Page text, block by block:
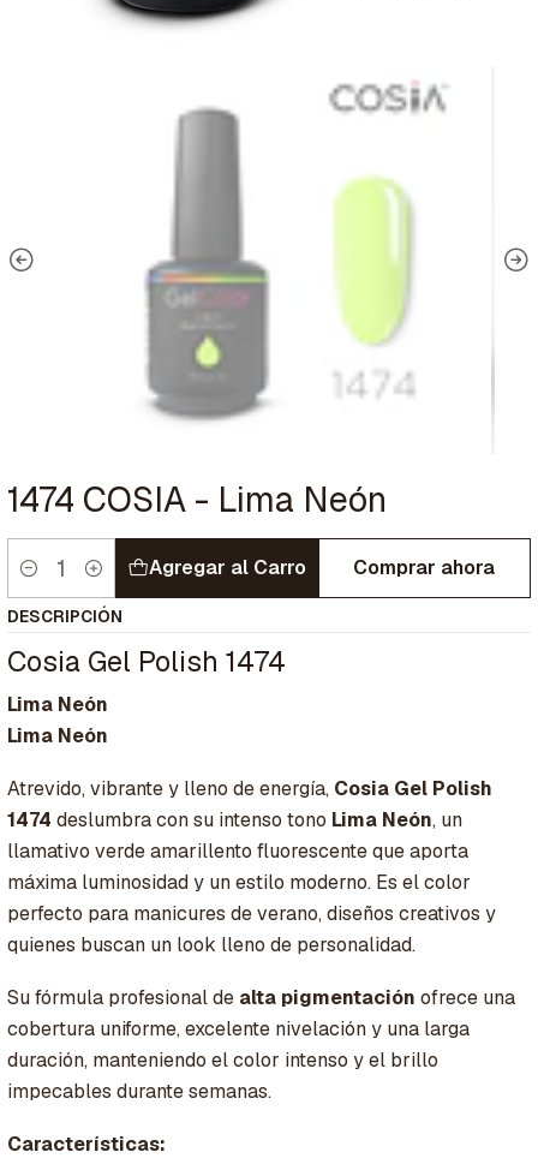
1474 COSIA - Lima Neón
Cantidad
Agregar al Carro Comprar ahora
DESCRIPCIÓN
Cosia Gel Polish 1474
Lima Neón
Lima Neón
Atrevido, vibrante y lleno de energía, Cosia Gel Polish
1474 deslumbra con su intenso tono Lima Neón, un
llamativo verde amarillento fluorescente que aporta
máxima luminosidad y un estilo moderno. Es el color
perfecto para manicures de verano, diseños creativos y
quienes buscan un look lleno de personalidad.
Su fórmula profesional de alta pigmentación ofrece una
cobertura uniforme, excelente nivelación y una larga
duración, manteniendo el color intenso y el brillo
impecables durante semanas.
Características: